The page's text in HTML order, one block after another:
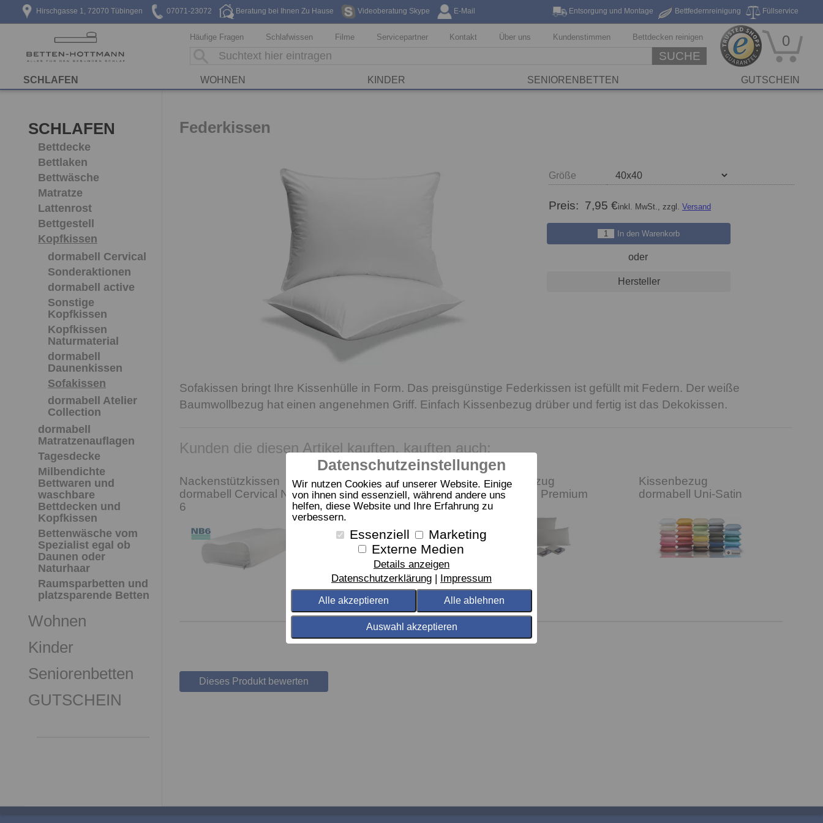
Datenschutzeinstellungen
Wir nutzen Cookies auf unserer Website. Einige
von ihnen sind essenziell, während andere uns
helfen, diese Website und Ihre Erfahrung zu
verbessern.
Essenziell
Marketing
Externe Medien
Details anzeigen
Datenschutzerklärung
Impressum
Alle akzeptieren Alle ablehnen
Auswahl akzeptieren
Hirschgasse 1, 72070 Tübingen 07071-23072 Beratung bei Ihnen Zu Hause Videoberatung Skype E-Mail Füllservice
Bettfedernreinigung
Entsorgung und Montage
Reinigungsservice
Häufige Fragen Schlafwissen Filme Servicepartner Kontakt Über uns Kundenstimmen Bettdecken reinigen
SUCHE
0
SCHLAFEN WOHNEN KINDER SENIORENBETTEN GUTSCHEIN
SCHLAFEN
Bettdecke
Bettlaken
Bettwäsche
Matratze
Lattenrost
Bettgestell
Kopfkissen
dormabell Cervical
Sonderaktionen
dormabell active
Sonstige
Kopfkissen
Kopfkissen
Naturmaterial
dormabell
Daunenkissen
Sofakissen
dormabell Atelier
Collection
dormabell
Matratzenauflagen
Tagesdecke
Milbendichte
Bettwaren und
waschbare
Bettdecken und
Kopfkissen
Bettenwäsche vom
Spezialist egal ob
Daunen oder
Naturhaar
Raumsparbetten und
platzsparende Betten
Wohnen
Kinder
Seniorenbetten
GUTSCHEIN
Federkissen
Größe
Preis: 7,95 €inkl. MwSt., zzgl. Versand
In den Warenkorb
oder
Hersteller
Sofakissen bringt Ihre Kissenhülle in Form. Das preisgünstige Federkissen ist gefüllt mit Federn. Der weiße
Baumwollbezug hat einen angenehmen Griff. Einfach Kissenbezug drüber und fertig ist das Dekokissen.
Kunden die diesen Artikel kauften, kauften auch:
Nackenstützkissen
dormabell Cervical NB
6
Kissenhülle dormabell
Clima
Kissenbezug
dormabell Premium
Kissenbezug
dormabell Uni-Satin
Dieses Produkt bewerten